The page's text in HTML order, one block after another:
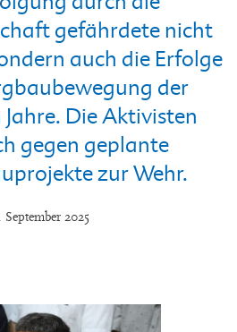
gefährdete nicht
auch die Erfolge
der
Die Aktivisten
gegen geplante
zur Wehr.
September 2025